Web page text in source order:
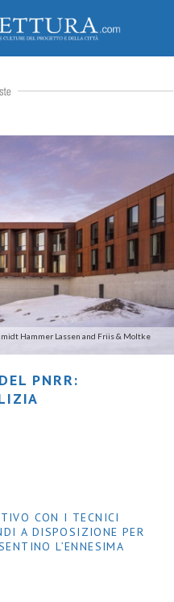
Hammer Lassen and Friis & Moltke
PNRR:
CON I TECNICI
A DISPOSIZIONE PER
L’ENNESIMA